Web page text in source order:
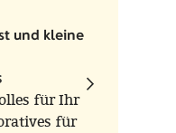
und kleine
für Ihr
für